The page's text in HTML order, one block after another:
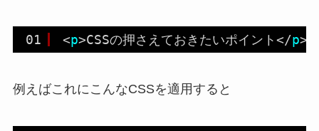
01 <p>CSSの押さえておきたいポイント</p>
例えばこれにこんなCSSを適用すると